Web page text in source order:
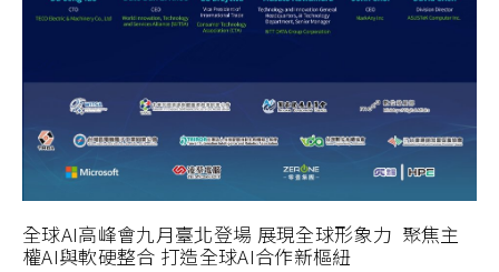
全球AI高峰會九月臺北登場 展現全球形象力 聚焦主
權AI與軟硬整合 打造全球AI合作新樞紐